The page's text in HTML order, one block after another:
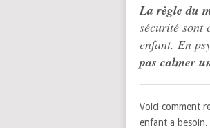
La règle du
sécurité sont
enfant. En
pas calmer
Voici comment
enfant a besoin.